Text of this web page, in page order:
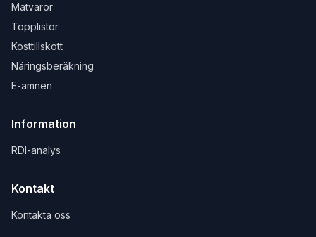
Matvaror
Topplistor
Kosttillskott
Näringsberäkning
E-ämnen
Information
RDI-analys
Kontakt
Kontakta oss